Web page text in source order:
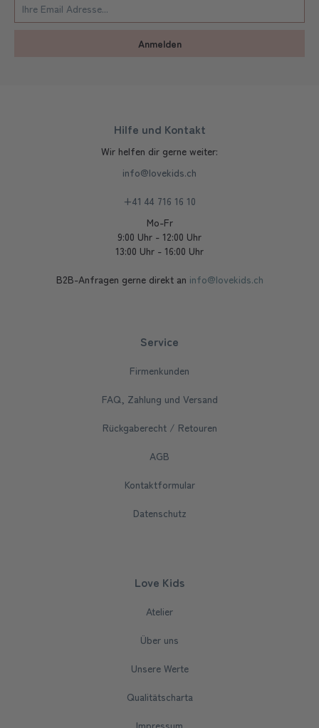
Anmelden
Hilfe und Kontakt
Wir helfen dir gerne weiter:
info@lovekids.ch
+41 44 716 16 10
Mo-Fr
9:00 Uhr - 12:00 Uhr
13:00 Uhr - 16:00 Uhr
B2B-Anfragen gerne direkt an info@lovekids.ch
Service
Firmenkunden
FAQ, Zahlung und Versand
Rückgaberecht / Retouren
AGB
Kontaktformular
Datenschutz
Love Kids
Atelier
Über uns
Unsere Werte
Qualitätscharta
Impressum